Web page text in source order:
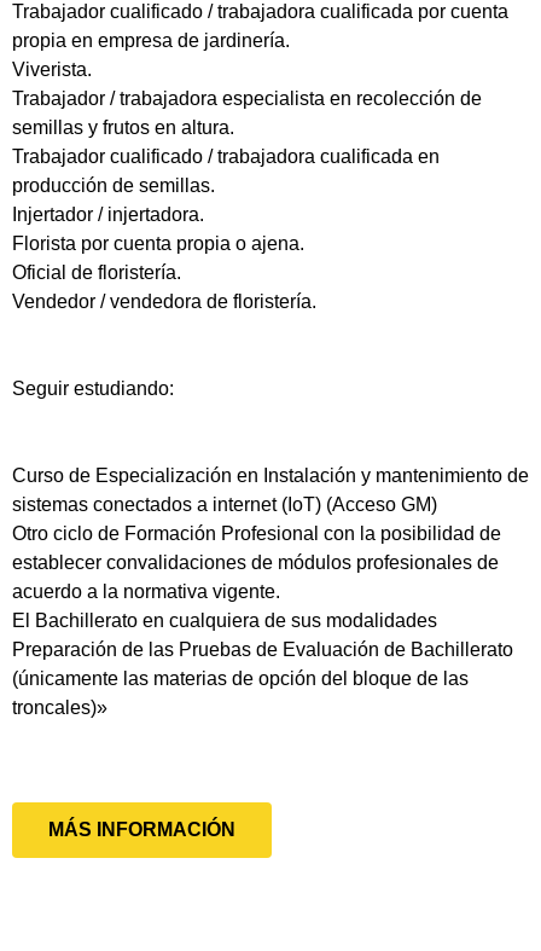
Trabajador cualificado / trabajadora cualificada por cuenta
propia en empresa de jardinería.
Viverista.
Trabajador / trabajadora especialista en recolección de
semillas y frutos en altura.
Trabajador cualificado / trabajadora cualificada en
producción de semillas.
Injertador / injertadora.
Florista por cuenta propia o ajena.
Oficial de floristería.
Vendedor / vendedora de floristería.
Seguir estudiando:
Curso de Especialización en Instalación y mantenimiento de
sistemas conectados a internet (IoT) (Acceso GM)
Otro ciclo de Formación Profesional con la posibilidad de
establecer convalidaciones de módulos profesionales de
acuerdo a la normativa vigente.
El Bachillerato en cualquiera de sus modalidades
Preparación de las Pruebas de Evaluación de Bachillerato
(únicamente las materias de opción del bloque de las
troncales)»
MÁS INFORMACIÓN